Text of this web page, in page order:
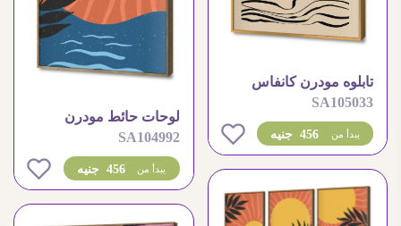
تابلوه مودرن كانفاس
يجسد غروب الشمس
التجريدي
SA105033
456 جنيه يبدأ من
لوحات حائط مودرن
بتصميم شروق الشمس
على البحر
SA104992
456 جنيه يبدأ من 0